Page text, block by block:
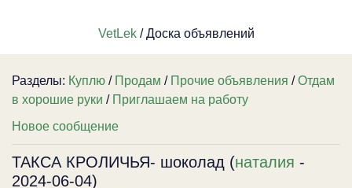
VetLek/ Доска объявлений
Разделы: Куплю / Продам / Прочие объявления /Отдам
в хорошие руки / Приглашаем на работу
Новое сообщение
ТАКСА КРОЛИЧЬЯ- шоколад (наталия -
2024-06-04)